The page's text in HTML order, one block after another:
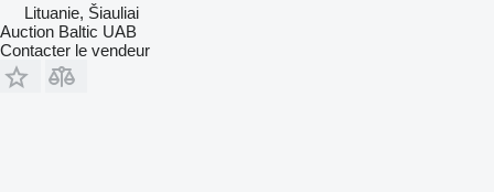
Lituanie, Šiauliai
Auction Baltic UAB
Contacter le vendeur